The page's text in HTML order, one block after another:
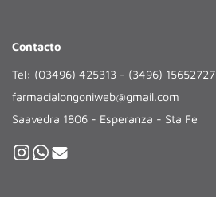
Contacto
Tel: (03496) 425313 - (3496) 15652727
farmacialongoniweb@gmail.com
Saavedra 1806 - Esperanza - Sta Fe